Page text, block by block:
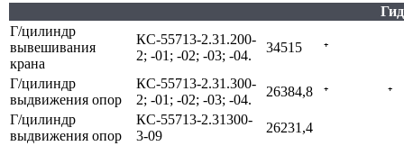
Г/цилиндр
вывешивания
крана
КС-55713-2.31.200-
2; -01; -02; -03; -04.
34515 ⁺
Г/цилиндр
выдвижения опор
КС-55713-2.31.300-
2; -01; -02; -03; -04.
26384,8 ⁺
⁺
Г/цилиндр
выдвижения опор
КС-55713-2.31300-
3-09
26231,4